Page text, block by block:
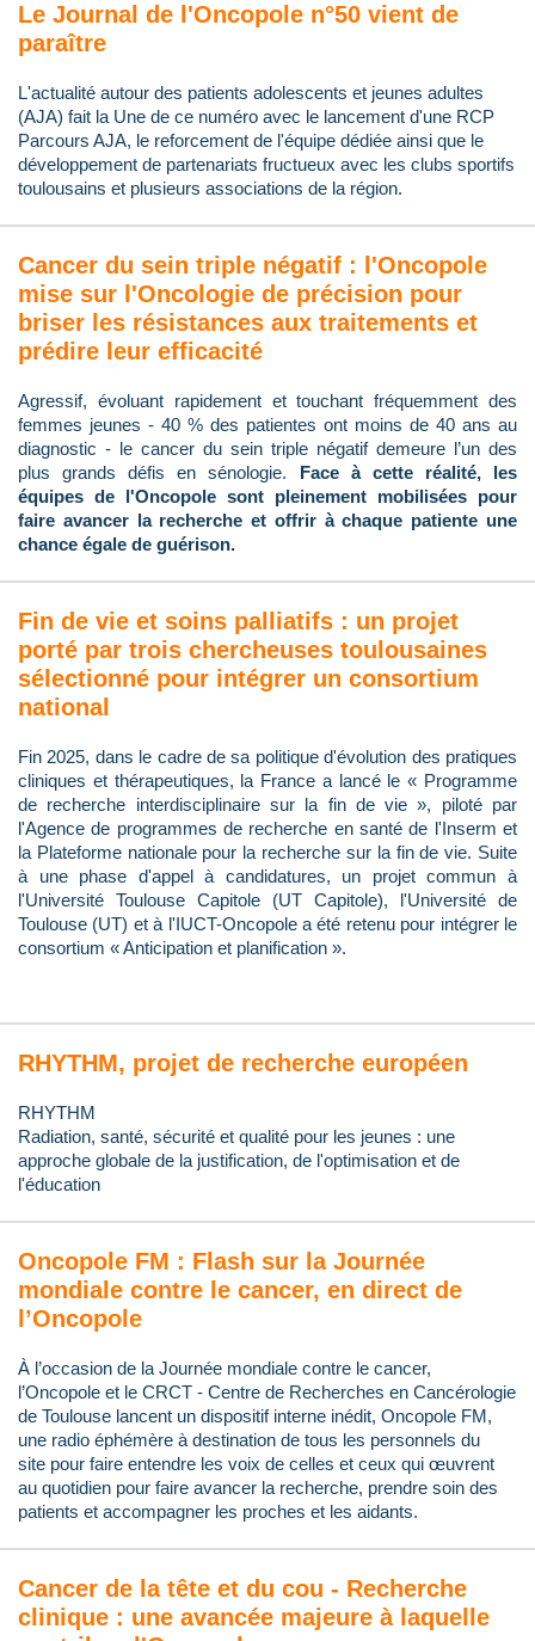
Le Journal de l'Oncopole n°50 vient de
paraître
L'actualité autour des patients adolescents et jeunes adultes
(AJA) fait la Une de ce numéro avec le lancement d'une RCP
Parcours AJA, le reforcement de l'équipe dédiée ainsi que le
développement de partenariats fructueux avec les clubs sportifs
toulousains et plusieurs associations de la région.
Cancer du sein triple négatif : l'Oncopole
mise sur l'Oncologie de précision pour
briser les résistances aux traitements et
prédire leur efficacité
Agressif, évoluant rapidement et touchant fréquemment des
femmes jeunes - 40 % des patientes ont moins de 40 ans au
diagnostic - le cancer du sein triple négatif demeure l’un des
plus grands défis en sénologie. Face à cette réalité, les
équipes de l'Oncopole sont pleinement mobilisées pour
faire avancer la recherche et offrir à chaque patiente une
chance égale de guérison.
Fin de vie et soins palliatifs : un projet
porté par trois chercheuses toulousaines
sélectionné pour intégrer un consortium
national
Fin 2025, dans le cadre de sa politique d'évolution des pratiques
cliniques et thérapeutiques, la France a lancé le « Programme
de recherche interdisciplinaire sur la fin de vie », piloté par
l'Agence de programmes de recherche en santé de l'Inserm et
la Plateforme nationale pour la recherche sur la fin de vie. Suite
à une phase d'appel à candidatures, un projet commun à
l'Université Toulouse Capitole (UT Capitole), l'Université de
Toulouse (UT) et à l'IUCT-Oncopole a été retenu pour intégrer le
consortium « Anticipation et planification ».
RHYTHM, projet de recherche européen
RHYTHM
Radiation, santé, sécurité et qualité pour les jeunes : une
approche globale de la justification, de l'optimisation et de
l'éducation
Oncopole FM : Flash sur la Journée
mondiale contre le cancer, en direct de
l’Oncopole
À l’occasion de la Journée mondiale contre le cancer,
l’Oncopole et le CRCT - Centre de Recherches en Cancérologie
de Toulouse lancent un dispositif interne inédit, Oncopole FM,
une radio éphémère à destination de tous les personnels du
site pour faire entendre les voix de celles et ceux qui œuvrent
au quotidien pour faire avancer la recherche, prendre soin des
patients et accompagner les proches et les aidants.
Cancer de la tête et du cou - Recherche
clinique : une avancée majeure à laquelle